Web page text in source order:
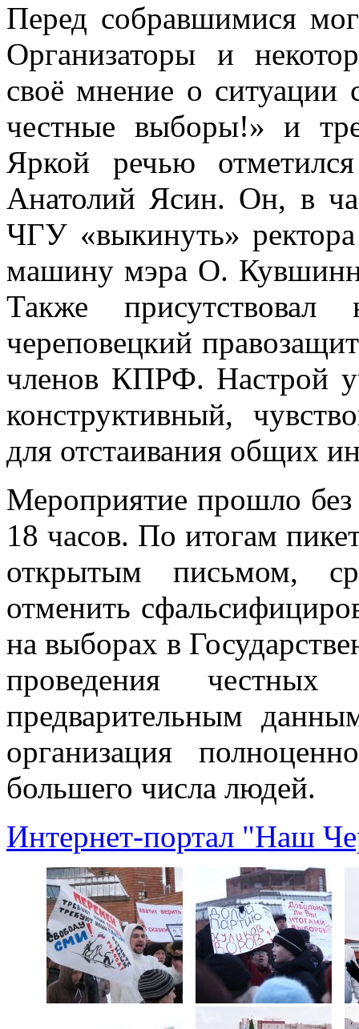
Перед собравшимися
Организаторы и
своё мнение о ситуации
честные выборы!» и
Яркой речью
Анатолий Ясин. Он, в
ЧГУ «выкинуть»
машину мэра О.
Также присутствовал
череповецкий
членов КПРФ. Настрой
конструктивный,
для отстаивания общих
Мероприятие прошло без
18 часов. По итогам
открытым письмом,
отменить
на выборах в
проведения
предварительным
организация
большего числа людей.
Интернет-портал "Наш